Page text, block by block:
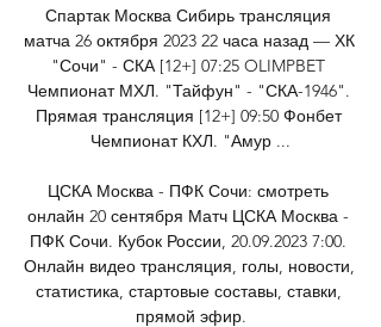
Спартак Москва Сибирь трансляция
матча 26 октября 2023 22 часа назад — ХК
"Сочи" - СКА [12+] 07:25 OLIMPBET
Чемпионат МХЛ. "Тайфун" - "СКА-1946".
Прямая трансляция [12+] 09:50 Фонбет
Чемпионат КХЛ. "Амур ...
ЦСКА Москва - ПФК Сочи: смотреть
онлайн 20 сентября Матч ЦСКА Москва -
ПФК Сочи. Кубок России, 20.09.2023 7:00.
Онлайн видео трансляция, голы, новости,
статистика, стартовые составы, ставки,
прямой эфир.